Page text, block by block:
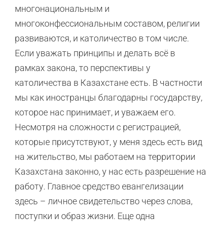
многонациональным и
многоконфессиональным составом, религии
развиваются, и католичество в том числе.
Если уважать принципы и делать всё в
рамках закона, то перспективы у
католичества в Казахстане есть. В частности
мы как иностранцы благодарны государству,
которое нас принимает, и уважаем его.
Несмотря на сложности с регистрацией,
которые присутствуют, у меня здесь есть вид
на жительство, мы работаем на территории
Казахстана законно, у нас есть разрешение на
работу. Главное средство евангелизации
здесь – личное свидетельство через слова,
поступки и образ жизни. Еще одна